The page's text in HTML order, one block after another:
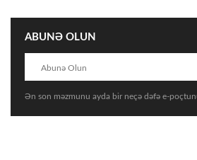
ABUNƏ OLUN
Ən son məzmunu ayda bir neçə dəfə e-